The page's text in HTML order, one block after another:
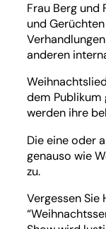
Frau Berg und
und
anderen
dem
werden ihre
Die eine oder
genauso wie
zu.
Vergessen Sie